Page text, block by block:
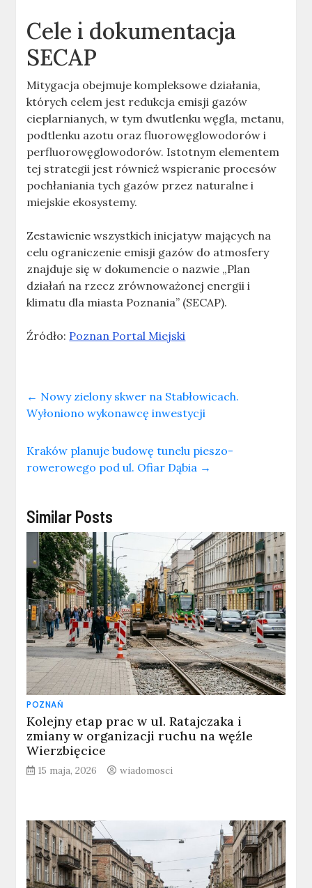
Cele i dokumentacja
SECAP
Mitygacja obejmuje kompleksowe działania,
których celem jest redukcja emisji gazów
cieplarnianych, w tym dwutlenku węgla, metanu,
podtlenku azotu oraz fluorowęglowodorów i
perfluorowęglowodorów. Istotnym elementem
tej strategii jest również wspieranie procesów
pochłaniania tych gazów przez naturalne i
miejskie ekosystemy.
Zestawienie wszystkich inicjatyw mających na
celu ograniczenie emisji gazów do atmosfery
znajduje się w dokumencie o nazwie „Plan
działań na rzecz zrównoważonej energii i
klimatu dla miasta Poznania” (SECAP).
Źródło: Poznan Portal Miejski
← Nowy zielony skwer na Stabłowicach.
Wyłoniono wykonawcę inwestycji
Kraków planuje budowę tunelu pieszo-
rowerowego pod ul. Ofiar Dąbia →
Similar Posts
POZNAŃ
Kolejny etap prac w ul. Ratajczaka i
zmiany w organizacji ruchu na węźle
Wierzbięcice
15 maja, 2026 wiadomosci